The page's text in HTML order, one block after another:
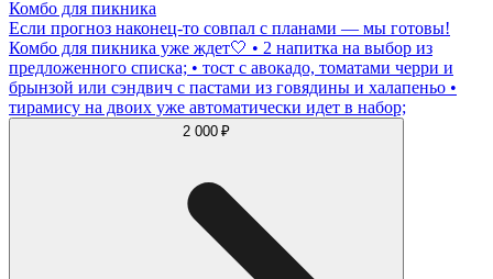
Комбо для пикника
Если прогноз наконец-то совпал с планами — мы готовы!
Комбо для пикника уже ждет🤍 • 2 напитка на выбор из
предложенного списка; • тост с авокадо, томатами черри и
брынзой или сэндвич с пастами из говядины и халапеньо •
тирамису на двоих уже автоматически идет в набор;
2 000 ₽